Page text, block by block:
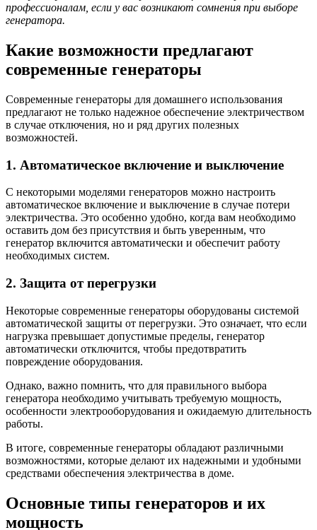
профессионалам, если у вас возникают сомнения при выборе
генератора.
Какие возможности предлагают
современные генераторы
Современные генераторы для домашнего использования
предлагают не только надежное обеспечение электричеством
в случае отключения, но и ряд других полезных
возможностей.
1. Автоматическое включение и выключение
С некоторыми моделями генераторов можно настроить
автоматическое включение и выключение в случае потери
электричества. Это особенно удобно, когда вам необходимо
оставить дом без присутствия и быть уверенным, что
генератор включится автоматически и обеспечит работу
необходимых систем.
2. Защита от перегрузки
Некоторые современные генераторы оборудованы системой
автоматической защиты от перегрузки. Это означает, что если
нагрузка превышает допустимые пределы, генератор
автоматически отключится, чтобы предотвратить
повреждение оборудования.
Однако, важно помнить, что для правильного выбора
генератора необходимо учитывать требуемую мощность,
особенности электрооборудования и ожидаемую длительность
работы.
В итоге, современные генераторы обладают различными
возможностями, которые делают их надежными и удобными
средствами обеспечения электричества в доме.
Основные типы генераторов и их
мощность